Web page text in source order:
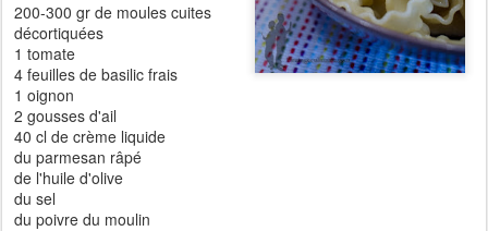
200-300 gr de moules cuites
décortiquées
1 tomate
4 feuilles de basilic frais
1 oignon
2 gousses d'ail
40 cl de crème liquide
du parmesan râpé
de l'huile d'olive
du sel
du poivre du moulin